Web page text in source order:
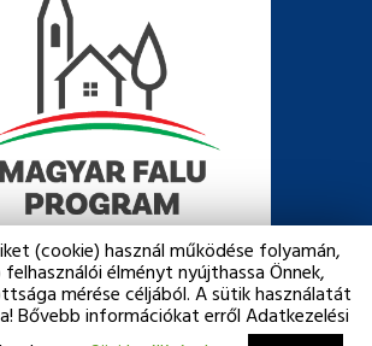
Narda Község Önkormányzata. Minden jog
Created with ♥ byWebc00k
(cookie) használ működése folyamán,
élményt nyújthassa Önnek,
mérése céljából. A sütik használatát
Bővebb információkat erről Adatkezelési